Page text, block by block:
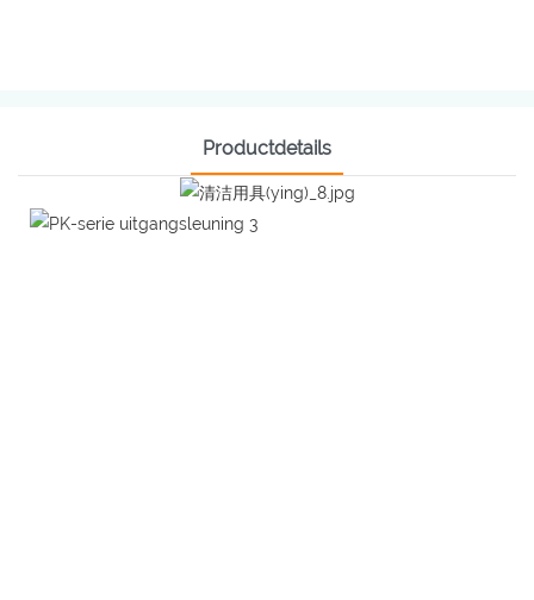
Productdetails